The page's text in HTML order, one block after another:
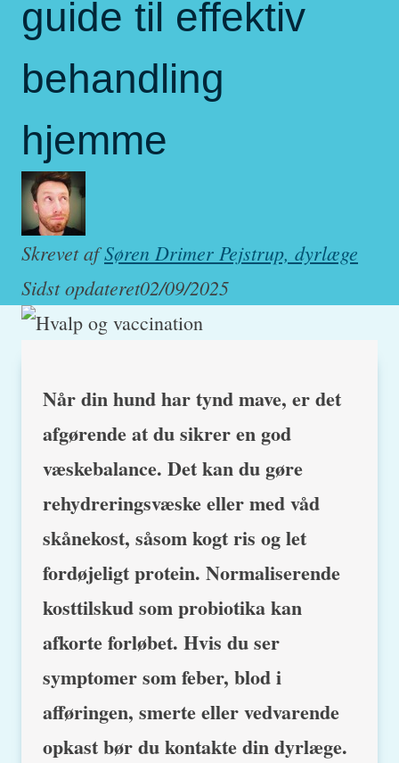
guide til effektiv
behandling
hjemme
Skrevet afSøren Drimer Pejstrup, dyrlæge
Sidst opdateret02/09/2025
Når din hund har tynd mave, er det
afgørende at du sikrer en god
væskebalance. Det kan du gøre
rehydreringsvæske eller med våd
skånekost, såsom kogt ris og let
fordøjeligt protein. Normaliserende
kosttilskud som probiotika kan
afkorte forløbet. Hvis du ser
symptomer som feber, blod i
afføringen, smerte eller vedvarende
opkast bør du kontakte din dyrlæge.